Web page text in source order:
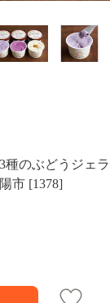
種のぶどうジェラ
市 [1378]